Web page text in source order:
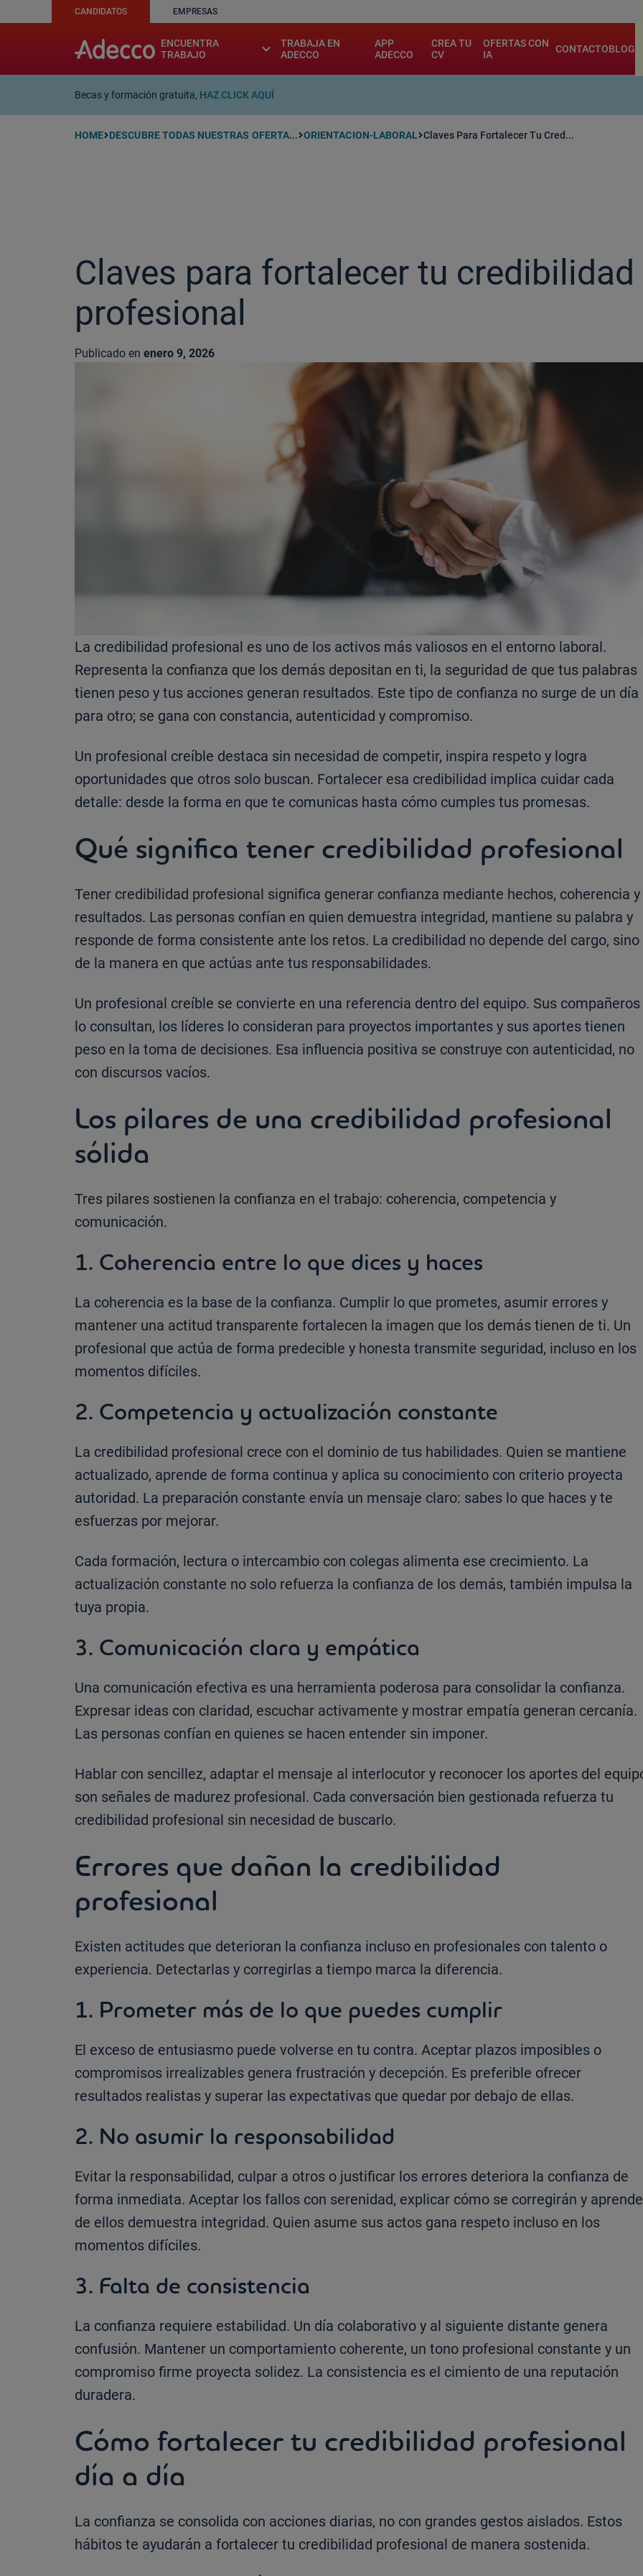
A rendering error occurred:w.replaceAll is not a function.
CANDIDATOS EMPRESAS
ENCUENTRA
TRABAJO
expand_more
TRABAJA EN
ADECCO
APP
ADECCO
CREA TU
CV
OFERTAS CON
IA
CONTACTOBLOG
Becas y formación gratuita, HAZ CLICK AQUÍ
HOME DESCUBRE TODAS NUESTRAS OFERTA... ORIENTACION-LABORAL Claves Para Fortalecer Tu Cred...
Claves para fortalecer tu credibilidad
profesional
Publicado en enero 9, 2026
La credibilidad profesional es uno de los activos más valiosos en el entorno laboral.
Representa la confianza que los demás depositan en ti, la seguridad de que tus palabras
tienen peso y tus acciones generan resultados. Este tipo de confianza no surge de un día
para otro; se gana con constancia, autenticidad y compromiso.
Un profesional creíble destaca sin necesidad de competir, inspira respeto y logra
oportunidades que otros solo buscan. Fortalecer esa credibilidad implica cuidar cada
detalle: desde la forma en que te comunicas hasta cómo cumples tus promesas.
Qué significa tener credibilidad profesional
Tener credibilidad profesional significa generar confianza mediante hechos, coherencia y
resultados. Las personas confían en quien demuestra integridad, mantiene su palabra y
responde de forma consistente ante los retos. La credibilidad no depende del cargo, sino
de la manera en que actúas ante tus responsabilidades.
Un profesional creíble se convierte en una referencia dentro del equipo. Sus compañeros
lo consultan, los líderes lo consideran para proyectos importantes y sus aportes tienen
peso en la toma de decisiones. Esa influencia positiva se construye con autenticidad, no
con discursos vacíos.
Los pilares de una credibilidad profesional
sólida
Tres pilares sostienen la confianza en el trabajo: coherencia, competencia y
comunicación.
1. Coherencia entre lo que dices y haces
La coherencia es la base de la confianza. Cumplir lo que prometes, asumir errores y
mantener una actitud transparente fortalecen la imagen que los demás tienen de ti. Un
profesional que actúa de forma predecible y honesta transmite seguridad, incluso en los
momentos difíciles.
2. Competencia y actualización constante
La credibilidad profesional crece con el dominio de tus habilidades. Quien se mantiene
actualizado, aprende de forma continua y aplica su conocimiento con criterio proyecta
autoridad. La preparación constante envía un mensaje claro: sabes lo que haces y te
esfuerzas por mejorar.
Cada formación, lectura o intercambio con colegas alimenta ese crecimiento. La
actualización constante no solo refuerza la confianza de los demás, también impulsa la
tuya propia.
3. Comunicación clara y empática
Una comunicación efectiva es una herramienta poderosa para consolidar la confianza.
Expresar ideas con claridad, escuchar activamente y mostrar empatía generan cercanía.
Las personas confían en quienes se hacen entender sin imponer.
Hablar con sencillez, adaptar el mensaje al interlocutor y reconocer los aportes del
son señales de madurez profesional. Cada conversación bien gestionada refuerza tu
credibilidad profesional sin necesidad de buscarlo.
Errores que dañan la credibilidad
profesional
Existen actitudes que deterioran la confianza incluso en profesionales con talento o
experiencia. Detectarlas y corregirlas a tiempo marca la diferencia.
1. Prometer más de lo que puedes cumplir
El exceso de entusiasmo puede volverse en tu contra. Aceptar plazos imposibles o
compromisos irrealizables genera frustración y decepción. Es preferible ofrecer
resultados realistas y superar las expectativas que quedar por debajo de ellas.
2. No asumir la responsabilidad
Evitar la responsabilidad, culpar a otros o justificar los errores deteriora la confianza de
forma inmediata. Aceptar los fallos con serenidad, explicar cómo se corregirán y
de ellos demuestra integridad. Quien asume sus actos gana respeto incluso en los
momentos difíciles.
3. Falta de consistencia
La confianza requiere estabilidad. Un día colaborativo y al siguiente distante genera
confusión. Mantener un comportamiento coherente, un tono profesional constante y un
compromiso firme proyecta solidez. La consistencia es el cimiento de una reputación
duradera.
Cómo fortalecer tu credibilidad profesional
día a día
La confianza se consolida con acciones diarias, no con grandes gestos aislados. Estos
hábitos te ayudarán a fortalecer tu credibilidad profesional de manera sostenida.